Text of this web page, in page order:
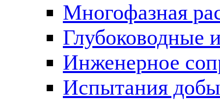
Многофазная
Глубоководные
Инженерное
Испытания